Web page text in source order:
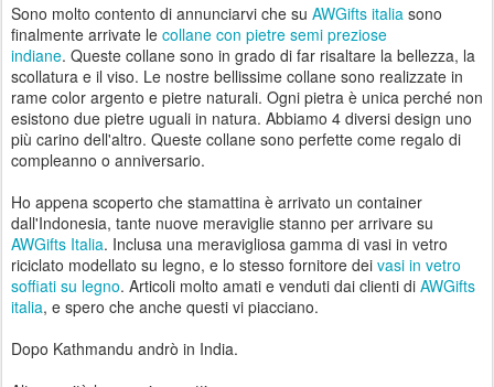
Sono molto contento di annunciarvi che su AWGifts italia sono
finalmente arrivate le collane con pietre semi preziose
indiane. Queste collane sono in grado di far risaltare la bellezza, la
scollatura e il viso. Le nostre bellissime collane sono realizzate in
rame color argento e pietre naturali. Ogni pietra è unica perché non
esistono due pietre uguali in natura. Abbiamo 4 diversi design uno
più carino dell'altro. Queste collane sono perfette come regalo di
compleanno o anniversario.
Ho appena scoperto che stamattina è arrivato un container
dall'Indonesia, tante nuove meraviglie stanno per arrivare su
AWGifts Italia. Inclusa una meravigliosa gamma di vasi in vetro
riciclato modellato su legno, e lo stesso fornitore dei vasi in vetro
soffiati su legno. Articoli molto amati e venduti dai clienti di AWGifts
italia, e spero che anche questi vi piacciano.
Dopo Kathmandu andrò in India.